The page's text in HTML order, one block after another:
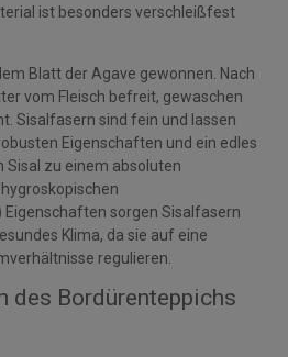
ist besonders verschleißfest
Blatt der Agave gewonnen. Nach
vom Fleisch befreit, gewaschen
Sisalfasern sind fein und lassen
Eigenschaften und ein edles
Sisal zu einem absoluten
sorgen Sisalfasern
Klima, da sie auf eine
regulieren.
des Bordürenteppichs